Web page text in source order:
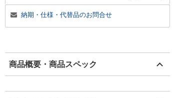
納期・仕様・代替品のお問合せ
商品概要・商品スペック